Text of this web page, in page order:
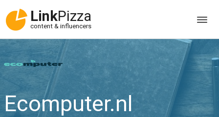
LinkPizza
content & influencers
Ecomputer.nl